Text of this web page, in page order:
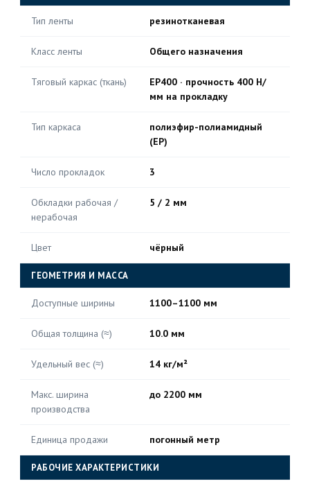
Тип ленты резинотканевая
Класс ленты Общего назначения
Тяговый каркас (ткань)
EP400 · прочность 400 Н/
мм на прокладку
Тип каркаса
полиэфир-полиамидный
(EP)
Число прокладок 3
Обкладки рабочая /
нерабочая
5 / 2 мм
Цвет чёрный
ГЕОМЕТРИЯ И МАССА
Доступные ширины 1100–1100 мм
Общая толщина (≈) 10.0 мм
Удельный вес (≈) 14 кг/м²
Макс. ширина
производства
до 2200 мм
Единица продажи погонный метр
РАБОЧИЕ ХАРАКТЕРИСТИКИ